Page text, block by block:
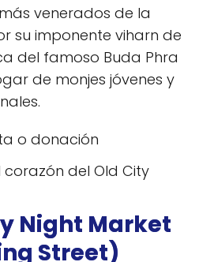
venerados de la
su imponente viharn de
del famoso Buda Phra
de monjes jóvenes y
o donación
corazón del Old City
Night Market
Street)